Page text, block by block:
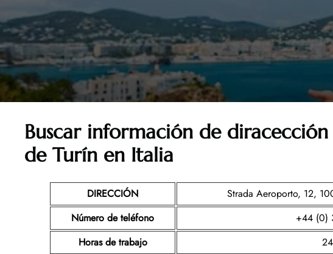
Buscar información de diracección
de Turín en Italia
DIRECCIÓN
Strada Aeroporto, 12,
Número de teléfono
+44 (0)
Horas de trabajo